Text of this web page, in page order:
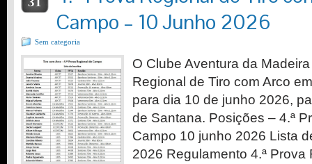
Campo – 10 Junho 2026
Sem categoria
O Clube Aventura da
Regional de Tiro com Arco
para dia 10 de junho 2026,
de Santana. Posições – 4.ª
Campo 10 junho 2026 Lista
2026 Regulamento 4.ª Prova